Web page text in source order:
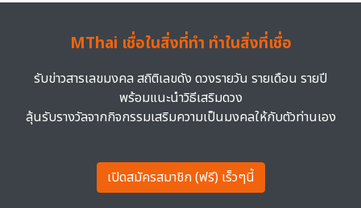
MThai เชื่อในสิ่งที่ทำ ทำในสิ่งที่เชื่อ
รับข่าวสารเลขมงคล สถิติเลขดัง ดวงรายวัน รายเดือน รายปี
พร้อมแนะนำวิธีเสริมดวง
ลุ้นรับรางวัลจากกิจกรรมเสริมความเป็นมงคลให้กับตัวท่านเอง
เปิดสมัครสมาชิก (ฟรี) เร็วๆนี้